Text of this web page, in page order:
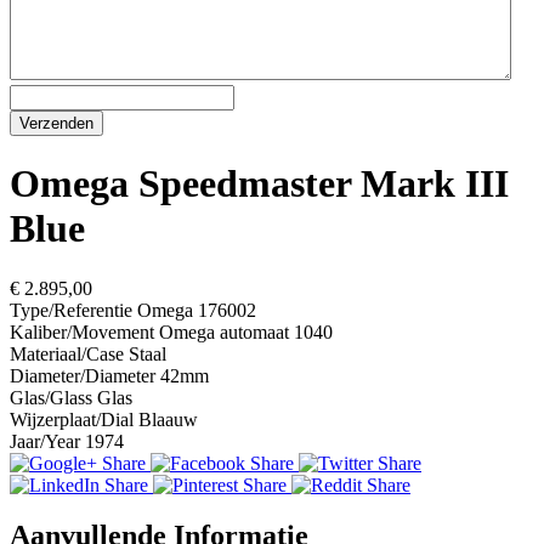
Omega Speedmaster Mark III
Blue
€ 2.895,00
Type/Referentie Omega 176002
Kaliber/Movement Omega automaat 1040
Materiaal/Case Staal
Diameter/Diameter42mm
Glas/Glass Glas
Wijzerplaat/Dial Blaauw
Jaar/Year 1974
Aanvullende Informatie